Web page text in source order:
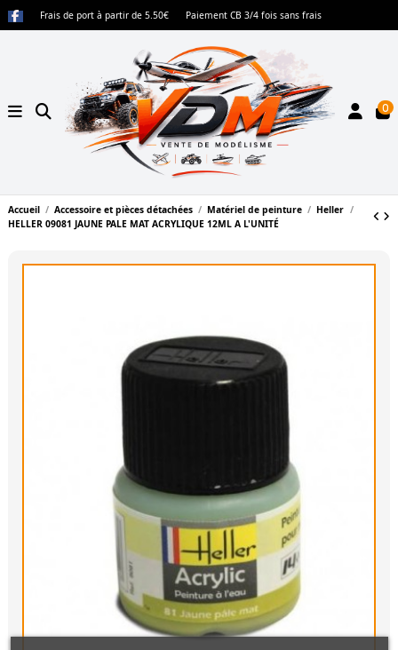
Frais de port à partir de 5.50€ Paiement CB 3/4 fois sans frais
0
Accueil Accessoire et pièces détachées Matériel de peinture
Heller
HELLER 09081 JAUNE PALE MAT ACRYLIQUE 12ML A L'UNITÉ